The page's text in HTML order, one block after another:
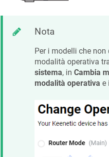
Nota
Per i modelli che
modalità operativa
sistema, in Cambia
modalità operativa e